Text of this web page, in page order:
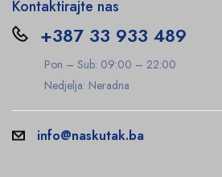
Kontaktirajte nas
+387 33 933 489
Pon – Sub: 09:00 – 22:00
Nedjelja: Neradna
info@naskutak.ba